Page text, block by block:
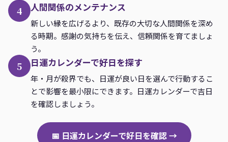
4 人間関係のメンテナンス
新しい縁を広げるより、既存の大切な人間関係を深め
る時期。感謝の気持ちを伝え、信頼関係を育てましょ
う。
5 日運カレンダーで好日を探す
年・月が殺界でも、日運が良い日を選んで行動するこ
とで影響を最小限にできます。日運カレンダーで吉日
を確認しましょう。
📅 日運カレンダーで好日を確認 →